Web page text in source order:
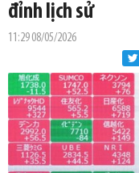
đỉnh lịch sử
11:29 08/05/2026